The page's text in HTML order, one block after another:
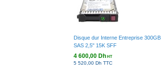
Disque dur Interne Entreprise 300GB
SAS 2,5" 15K SFF
4 600,00 DhHT
5 520,00 Dh TTC